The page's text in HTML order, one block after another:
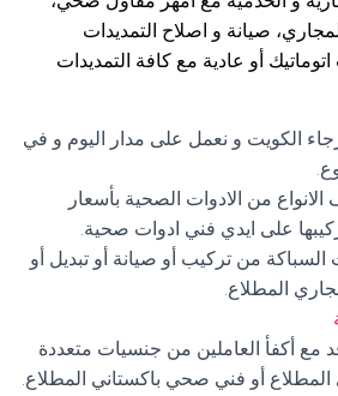
صيانة و اصلاح التمديدات
أو عادية مع كافة التمديدات
الكويت و نعمل على مدار اليوم و في
الانواع من الادوات الصحية بأسعار
على ايدي فني ادوات صحية.
من تركيب أو صيانة أو تبديل أو
المطلاع.
مع أكفأ العاملين من جنسيات متعددة
أو فني صحي باكستاني المطلاع.